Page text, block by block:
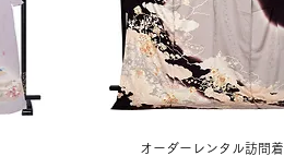
オーダーレンタル訪問着